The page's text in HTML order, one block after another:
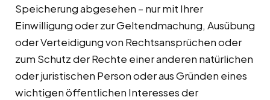
Speicherung abgesehen – nur mit Ihrer
Einwilligung oder zur Geltendmachung, Ausübung
oder Verteidigung von Rechtsansprüchen oder
zum Schutz der Rechte einer anderen natürlichen
oder juristischen Person oder aus Gründen eines
wichtigen öffentlichen Interesses der